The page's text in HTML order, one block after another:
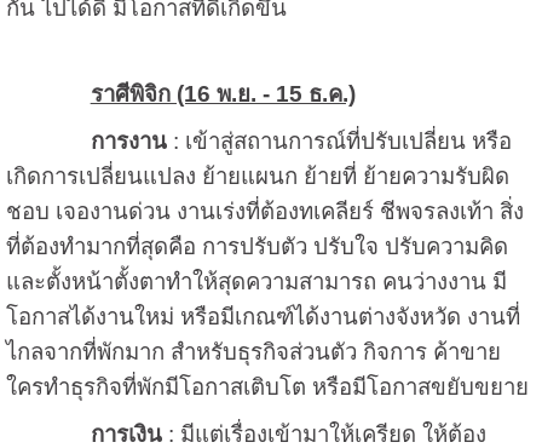
กัน ไปได้ดี มีโอกาสที่ดีเกิดขึ้น
ราศีพิจิก (16 พ.ย. - 15 ธ.ค.)
การงาน: เข้าสู่สถานการณ์ที่ปรับเปลี่ยน หรือ
เกิดการเปลี่ยนแปลง ย้ายแผนก ย้ายที่ ย้ายความรับผิด
ชอบ เจองานด่วน งานเร่งที่ต้องทเคลียร์ ชีพจรลงเท้า สิ่ง
ที่ต้องทำมากที่สุดคือ การปรับตัว ปรับใจ ปรับความคิด
และตั้งหน้าตั้งตาทำให้สุดความสามารถ คนว่างงาน มี
โอกาสได้งานใหม่ หรือมีเกณฑ์ได้งานต่างจังหวัด งานที่
ไกลจากที่พักมาก สำหรับธุรกิจส่วนตัว กิจการ ค้าขาย
ใครทำธุรกิจที่พักมีโอกาสเติบโต หรือมีโอกาสขยับขยาย
การเงิน: มีแต่เรื่องเข้ามาให้เครียด ให้ต้อง